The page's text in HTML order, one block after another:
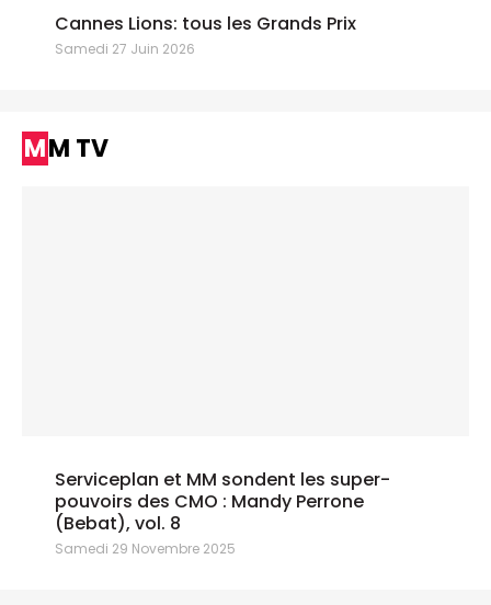
Cannes Lions: tous les Grands Prix
Samedi 27 Juin 2026
MM TV
Serviceplan et MM sondent les super-
pouvoirs des CMO : Mandy Perrone
(Bebat), vol. 8
Samedi 29 Novembre 2025